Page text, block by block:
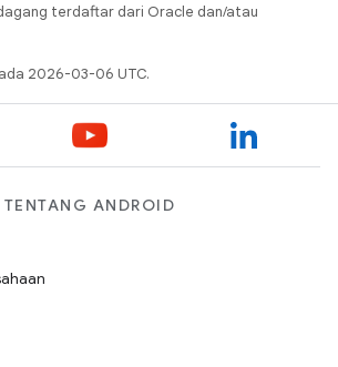
terdaftar dari Oracle dan/atau
2026-03-06 UTC.
ANDROID